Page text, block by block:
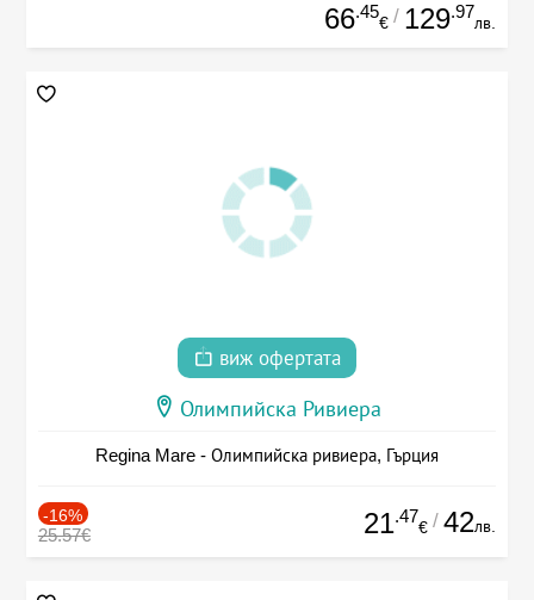
66.45
€ / 129.97
лв.
виж офертата
Олимпийска Ривиера
Regina Mare - Олимпийска ривиера, Гърция
-16%
25.57€ 21.47
€ / 42лв.